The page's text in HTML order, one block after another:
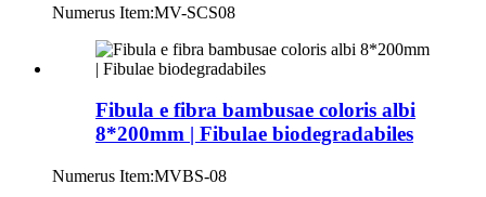
Numerus Item:MV-SCS08
Fibula e fibra bambusae coloris albi
8*200mm | Fibulae biodegradabiles
Numerus Item:MVBS-08